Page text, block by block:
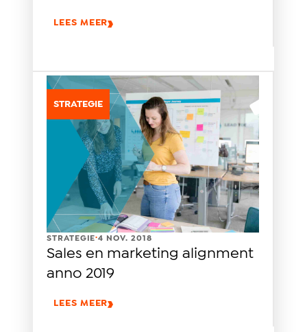
LEES MEER
STRATEGIE
STRATEGIE.4 NOV. 2018
Sales en marketing alignment
anno 2019
LEES MEER